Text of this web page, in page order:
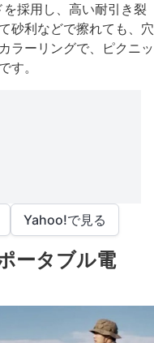
採用し、高い耐引き裂
砂利などで擦れても、穴
ラーリングで、ピクニッ
す。
Yahoo!で見る
ータブル電